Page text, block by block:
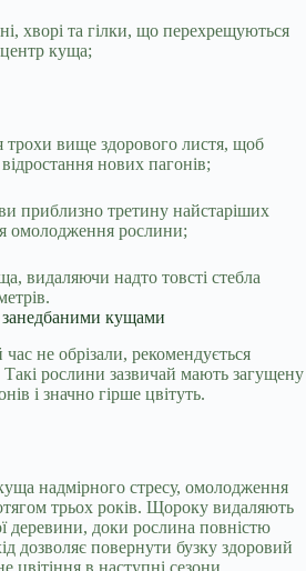
хворі та гілки, що перехрещуються
куща;
трохи вище здорового листя, щоб
нових пагонів;
приблизно третину найстаріших
омолодження рослини;
видаляючи надто товсті стебла
кущами
не обрізали, рекомендується
рослини зазвичай мають загущену
і значно гірше цвітуть.
надмірного стресу, омолодження
трьох років. Щороку видаляють
деревини, доки рослина повністю
дозволяє повернути бузку здоровий
цвітіння в наступні сезони.